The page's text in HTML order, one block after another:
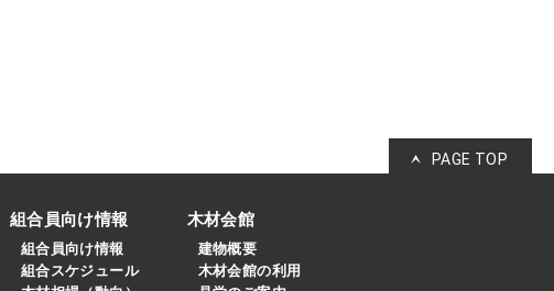
PAGE TOP
組合員向け情報
組合員向け情報
組合スケジュール
木材会館
建物概要
木材会館の利用